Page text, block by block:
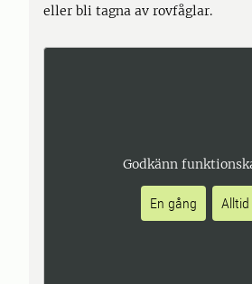
eller bli tagna av rovfåglar.
Godkänn
En gång Alltid